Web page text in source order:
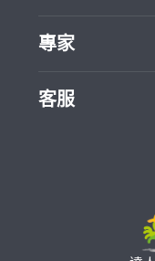
部落格
加入我們
買服務
熱門服務
專家
找案件
客服
信任與保障